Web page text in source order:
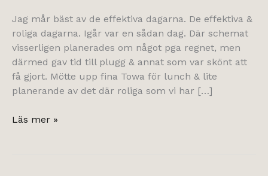
Jag mår bäst av de effektiva dagarna. De effektiva &
roliga dagarna. Igår var en sådan dag. Där schemat
visserligen planerades om något pga regnet, men
därmed gav tid till plugg & annat som var skönt att
få gjort. Mötte upp fina Towa för lunch & lite
planerande av det där roliga som vi har […]
och
Läs mer »